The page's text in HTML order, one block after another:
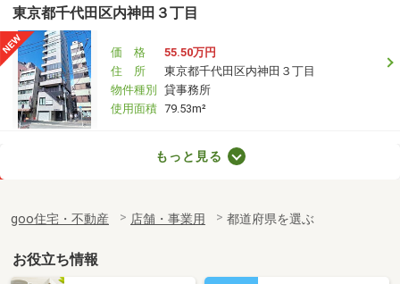
東京都千代田区内神田３丁目
価 格
55.50万円
住 所
東京都千代田区内神田３丁目
物件種別
貸事務所
使用面積 79.53m²
東京都千代田区飯田橋１丁目
物件種別 貸事務所
もっと見る
goo住宅・不動産 店舗・事業用 都道府県を選ぶ
お役立ち情報